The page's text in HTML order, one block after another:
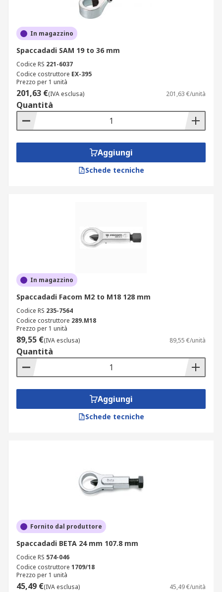
In magazzino
Spaccadadi SAM 19 to 36 mm
Codice RS 221-6037
Codice costruttore EX-395
Prezzo per 1 unità
201,63 €(IVA esclusa) 201,63 €/unità
Quantità
Aggiungi
Schede tecniche
In magazzino
Spaccadadi Facom M2 to M18 128 mm
Codice RS 235-7564
Codice costruttore 289.M18
Prezzo per 1 unità
89,55 €(IVA esclusa) 89,55 €/unità
Quantità
Aggiungi
Schede tecniche
Fornito dal produttore
Spaccadadi BETA 24 mm 107.8 mm
Codice RS 574-046
Codice costruttore 1709/18
Prezzo per 1 unità
45,49 €(IVA esclusa) 45,49 €/unità